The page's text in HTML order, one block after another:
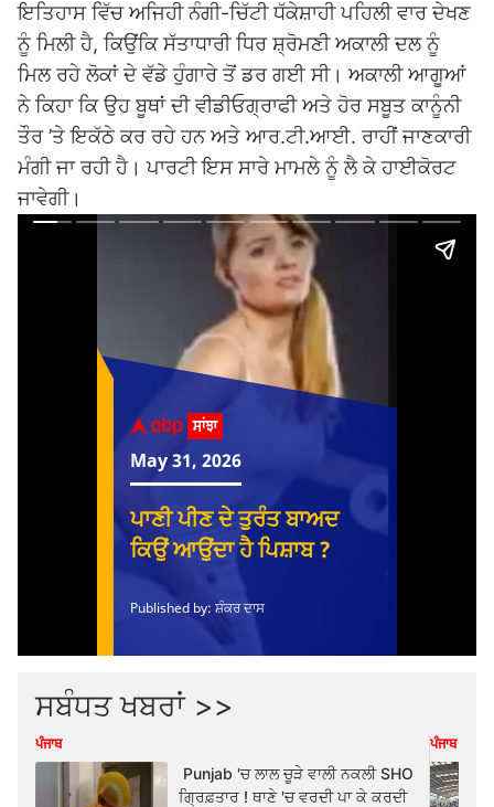
ਇਤਿਹਾਸ ਵਿੱਚ ਅਜਿਹੀ ਨੰਗੀ-ਚਿੱਟੀ ਧੱਕੇਸ਼ਾਹੀ ਪਹਿਲੀ ਵਾਰ ਦੇਖਣ
ਨੂੰ ਮਿਲੀ ਹੈ, ਕਿਉਂਕਿ ਸੱਤਾਧਾਰੀ ਧਿਰ ਸ਼੍ਰੋਮਣੀ ਅਕਾਲੀ ਦਲ ਨੂੰ
ਮਿਲ ਰਹੇ ਲੋਕਾਂ ਦੇ ਵੱਡੇ ਹੁੰਗਾਰੇ ਤੋਂ ਡਰ ਗਈ ਸੀ। ਅਕਾਲੀ ਆਗੂਆਂ
ਨੇ ਕਿਹਾ ਕਿ ਉਹ ਬੂਥਾਂ ਦੀ ਵੀਡੀਓਗ੍ਰਾਫੀ ਅਤੇ ਹੋਰ ਸਬੂਤ ਕਾਨੂੰਨੀ
ਤੌਰ ’ਤੇ ਇਕੱਠੇ ਕਰ ਰਹੇ ਹਨ ਅਤੇ ਆਰ.ਟੀ.ਆਈ. ਰਾਹੀਂ ਜਾਣਕਾਰੀ
ਮੰਗੀ ਜਾ ਰਹੀ ਹੈ। ਪਾਰਟੀ ਇਸ ਸਾਰੇ ਮਾਮਲੇ ਨੂੰ ਲੈ ਕੇ ਹਾਈਕੋਰਟ
ਜਾਵੇਗੀ।
ਸਬੰਧਤ ਖਬਰਾਂ >>
ਪੰਜਾਬ
Punjab 'ਚ ਲਾਲ ਚੂੜੇ ਵਾਲੀ ਨਕਲੀ SHO
ਗ੍ਰਿਫ਼ਤਾਰ ! ਥਾਣੇ 'ਚ ਵਰਦੀ ਪਾ ਕੇ ਕਰਦੀ
ਪੰਜਾਬ